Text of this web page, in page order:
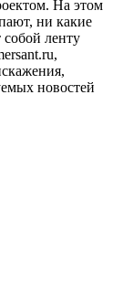
На этом
ни какие
собой ленту
новостей